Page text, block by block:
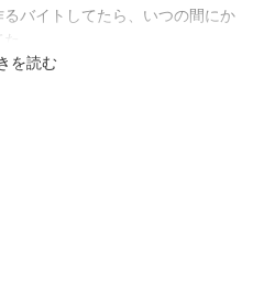
バイトしてたら、いつの間にか
。
を読む